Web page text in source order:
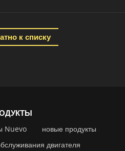
к списку
Nuevo
новые продукты
двигателя